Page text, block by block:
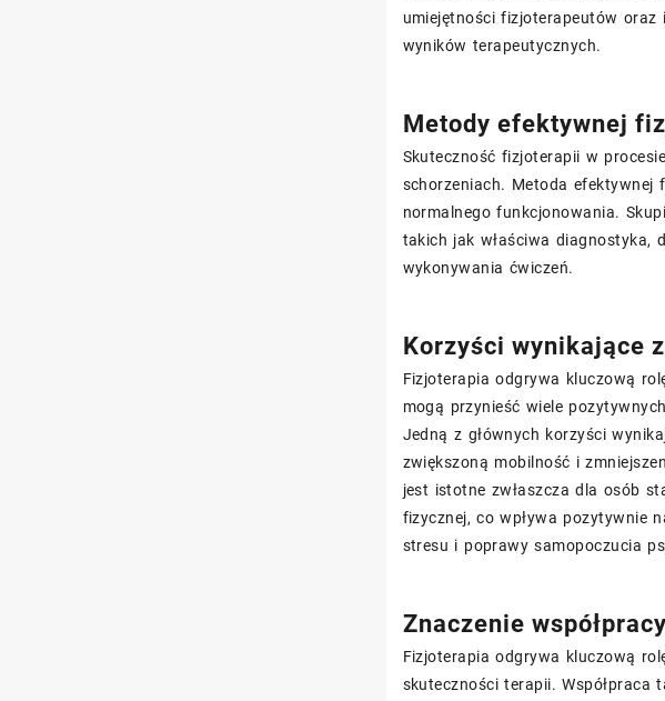
umiejętności fizjoterapeutów oraz
wyników terapeutycznych.
Metody efektywnej
Skuteczność fizjoterapii w
schorzeniach. Metoda
normalnego funkcjonowania.
takich jak właściwa diagnostyka,
wykonywania ćwiczeń.
Korzyści wynikające
Fizjoterapia odgrywa kluczową
mogą przynieść wiele
Jedną z głównych korzyści
zwiększoną mobilność i
jest istotne zwłaszcza dla osób
fizycznej, co wpływa pozytywnie
stresu i poprawy samopoczucia
Znaczenie
Fizjoterapia odgrywa kluczową
skuteczności terapii.